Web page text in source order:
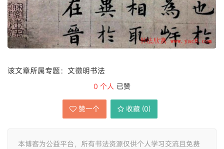
该文章所属专题：文徵明书法
0 个人 已赞
赞一个 收藏 (0)
本博客为公益平台，所有书法资源仅供个人学习交流且免费